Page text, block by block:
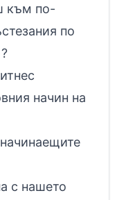
към по-
по
начин на
с нашето